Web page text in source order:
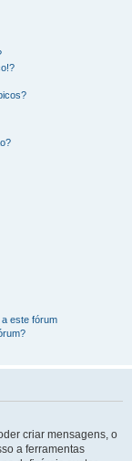
este fórum
criar mensagens, o
a ferramentas